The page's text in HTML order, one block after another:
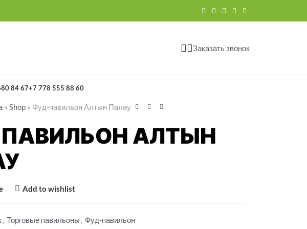
Заказать звонок
84 67+7 778 555 88 60
» Shop» Фуд-павильон Алтын Палау
АЛТЫН
Add to wishlist
, Торговые павильоны , Фуд-павильон